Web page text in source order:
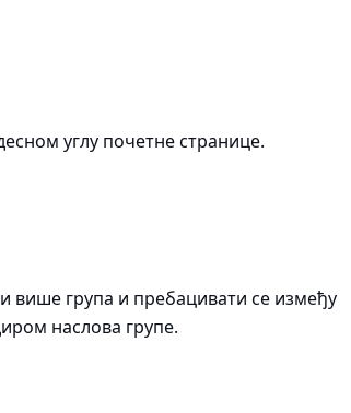
углу почетне странице.
више група и пребацивати се између
наслова групе.